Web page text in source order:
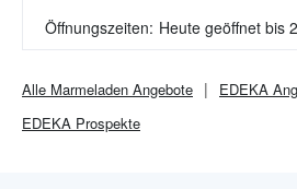
Öffnungszeiten: Heute geöffnet bis
Alle Marmeladen Angebote EDEKA
EDEKA Prospekte